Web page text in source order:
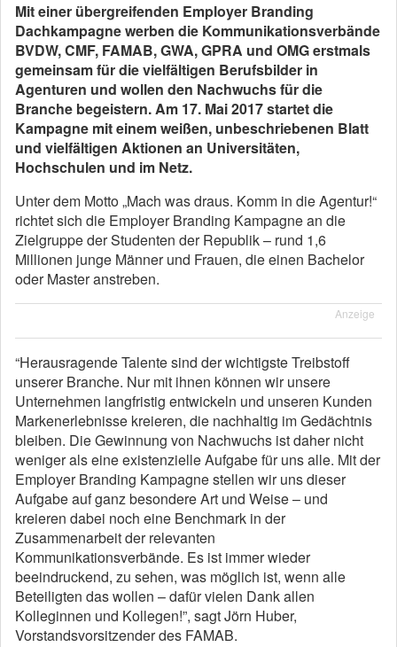
Mit einer übergreifenden Employer Branding
Dachkampagne werben die Kommunikationsverbände
BVDW, CMF, FAMAB, GWA, GPRA und OMG erstmals
gemeinsam für die vielfältigen Berufsbilder in
Agenturen und wollen den Nachwuchs für die
Branche begeistern. Am 17. Mai 2017 startet die
Kampagne mit einem weißen, unbeschriebenen Blatt
und vielfältigen Aktionen an Universitäten,
Hochschulen und im Netz.
Unter dem Motto „Mach was draus. Komm in die Agentur!“
richtet sich die Employer Branding Kampagne an die
Zielgruppe der Studenten der Republik – rund 1,6
Millionen junge Männer und Frauen, die einen Bachelor
oder Master anstreben.
Anzeige
“Herausragende Talente sind der wichtigste Treibstoff
unserer Branche. Nur mit ihnen können wir unsere
Unternehmen langfristig entwickeln und unseren Kunden
Markenerlebnisse kreieren, die nachhaltig im Gedächtnis
bleiben. Die Gewinnung von Nachwuchs ist daher nicht
weniger als eine existenzielle Aufgabe für uns alle. Mit der
Employer Branding Kampagne stellen wir uns dieser
Aufgabe auf ganz besondere Art und Weise – und
kreieren dabei noch eine Benchmark in der
Zusammenarbeit der relevanten
Kommunikationsverbände. Es ist immer wieder
beeindruckend, zu sehen, was möglich ist, wenn alle
Beteiligten das wollen – dafür vielen Dank allen
Kolleginnen und Kollegen!”, sagt Jörn Huber,
Vorstandsvorsitzender des FAMAB.